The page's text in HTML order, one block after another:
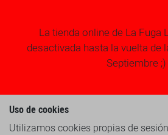
La tienda online de La Fuga
desactivada hasta la vuelta de
Septiembre ;)
Uso de cookies
Utilizamos cookies propias de